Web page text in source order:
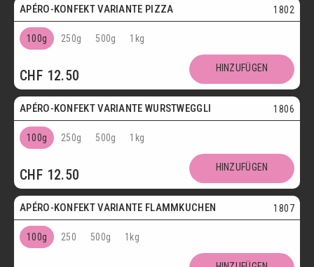
APÉRO-KONFEKT VARIANTE PIZZA 1802
100g 250g 500g 1kg
CHF 12.50 HINZUFÜGEN
APÉRO-KONFEKT VARIANTE WURSTWEGGLI 1806
100g 250g 500g 1kg
CHF 12.50 HINZUFÜGEN
APÉRO-KONFEKT VARIANTE FLAMMKUCHEN 1807
100g 250 500g 1kg